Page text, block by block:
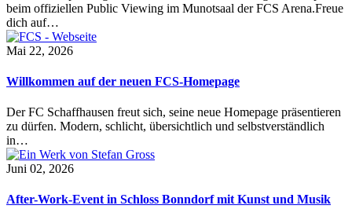
beim offiziellen Public Viewing im Munotsaal der FCS Arena.Freue
dich auf…
Mai 22, 2026
Willkommen auf der neuen FCS-Homepage
Der FC Schaffhausen freut sich, seine neue Homepage präsentieren
zu dürfen. Modern, schlicht, übersichtlich und selbstverständlich
in…
Juni 02, 2026
After-Work-Event in Schloss Bonndorf mit Kunst und Musik